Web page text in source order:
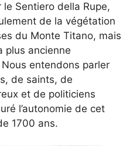
Sentiero della Rupe,
de la végétation
du Monte Titano, mais
plus ancienne
entendons parler
de saints, de
et de politiciens
l’autonomie de cet
1700 ans.